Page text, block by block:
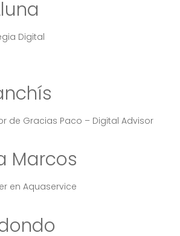
Digital
de Gracias Paco – Digital Advisor
Marcos
en Aquaservice